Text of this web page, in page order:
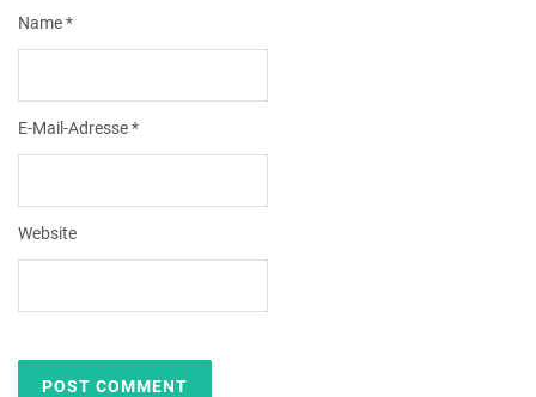
Name*
E-Mail-Adresse*
Website